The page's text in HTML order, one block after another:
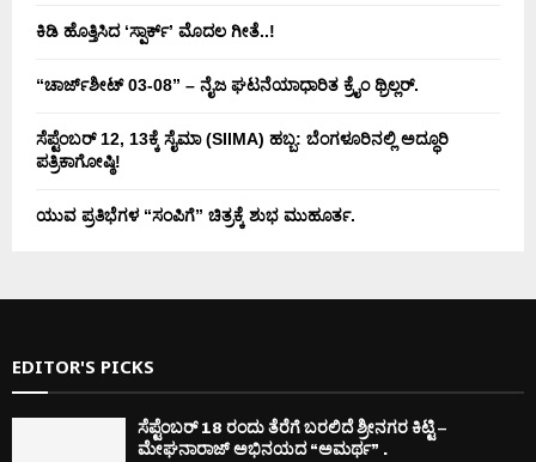
ಕಿಡಿ‌‌ ಹೊತ್ತಿಸಿದ ‘ಸ್ಪಾರ್ಕ್’ ಮೊದಲ‌ ಗೀತೆ..!
“ಚಾರ್ಜ್‌ಶೀಟ್ 03-08” – ನೈಜ ಘಟನೆಯಾಧಾರಿತ ಕ್ರೈಂ ಥ್ರಿಲ್ಲರ್.
ಸೆಪ್ಟೆಂಬರ್ 12, 13ಕ್ಕೆ ಸೈಮಾ (SIIMA) ಹಬ್ಬ: ಬೆಂಗಳೂರಿನಲ್ಲಿ ಅದ್ಧೂರಿ
ಪತ್ರಿಕಾಗೋಷ್ಠಿ!
ಯುವ ಪ್ರತಿಭೆಗಳ “ಸಂಪಿಗೆ” ಚಿತ್ರಕ್ಕೆ ಶುಭ ಮುಹೂರ್ತ.
EDITOR'S PICKS
ಸೆಪ್ಟೆಂಬರ್ 18 ರಂದು ತೆರೆಗೆ ಬರಲಿದೆ ಶ್ರೀನಗರ ಕಿಟ್ಟಿ –
ಮೇಘನಾರಾಜ್ ಅಭಿನಯದ “ಅಮರ್ಥ” .